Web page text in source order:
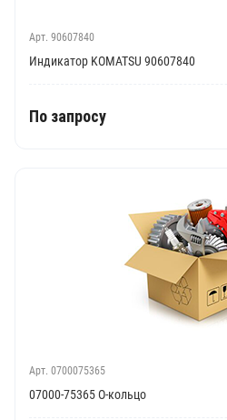
Арт. 90607840
Индикатор KOMATSU 90607840
По запросу
Арт. 0700075365
07000-75365 О-кольцо